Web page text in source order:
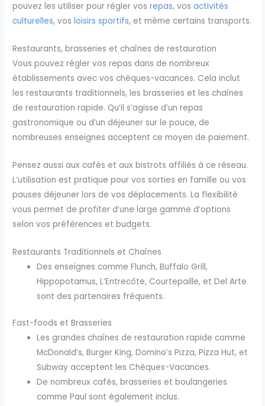
pouvez les utiliser pour régler vosrepas, vosactivités
culturelles, vosloisirs sportifs, et même certains transports.
Restaurants, brasseries et chaînes de restauration
Vous pouvez régler vos repas dans de nombreux
établissements avec vos chèques-vacances. Cela inclut
les restaurants traditionnels, les brasseries et les chaînes
de restauration rapide. Qu’il s’agisse d’un repas
gastronomique ou d’un déjeuner sur le pouce, de
nombreuses enseignes acceptent ce moyen de paiement.
Pensez aussi aux cafés et aux bistrots affiliés à ce réseau.
L’utilisation est pratique pour vos sorties en famille ou vos
pauses déjeuner lors de vos déplacements. La flexibilité
vous permet de profiter d’une large gamme d’options
selon vos préférences et budgets.
Restaurants Traditionnels et Chaînes
Des enseignes comme Flunch, Buffalo Grill,
Hippopotamus, L’Entrecôte, Courtepaille, et Del Arte
sont des partenaires fréquents.
Fast-foods et Brasseries
Les grandes chaînes de restauration rapide comme
McDonald’s, Burger King, Domino’s Pizza, Pizza Hut, et
Subway acceptent les Chèques-Vacances.
De nombreux cafés, brasseries et boulangeries
comme Paul sont également inclus.